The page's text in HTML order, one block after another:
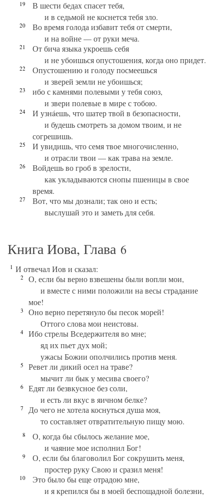
19
В шести бедах спасет тебя,
и в седьмой не коснется тебя зло.
20
Во время голода избавит тебя от смерти,
и на войне — от руки меча.
21
От бича языка укроешь себя
и не убоишься опустошения, когда оно придет.
22
Опустошению и голоду посмеешься
и зверей земли не убоишься;
23
ибо с камнями полевыми у тебя союз,
и звери полевые в мире с тобою.
24
И узнáешь, что шатер твой в безопасности,
и будешь смотреть за домом твоим, и не
согрешишь.
25
И увидишь, что семя твое многочисленно,
и отрасли твои — как трава на земле.
26
Войдешь во гроб в зрелости,
как укладываются снопы пшеницы в свое
время.
27
Вот, что мы дознали; так оно и есть;
выслушай это и заметь для себя.
Книга Иова, Глава 6
1 И отвечал Иов и сказал:
2
О, если бы верно взвешены были вопли мои,
и вместе с ними положили на весы страдание
мое!
3
Оно верно перетянуло бы песок морей!
Оттого слова мои неистовы.
4
Ибо стрелы Вседержителя во мне;
яд их пьет дух мой;
ужасы Божии ополчились против меня.
5
Ревет ли дикий осел на траве?
мычит ли бык у месива своего?
6
Едят ли безвкусное без соли,
и есть ли вкус в яичном белке?
7
До чего не хотела коснуться душа моя,
то составляет отвратительную пищу мою.
8
О, когда бы сбылось желание мое,
и чаяние мое исполнил Бог!
9
О, если бы благоволил Бог сокрушить меня,
простер руку Свою и сразил меня!
10
Это было бы еще отрадою мне,
и я крепился бы в моей беспощадной болезни,